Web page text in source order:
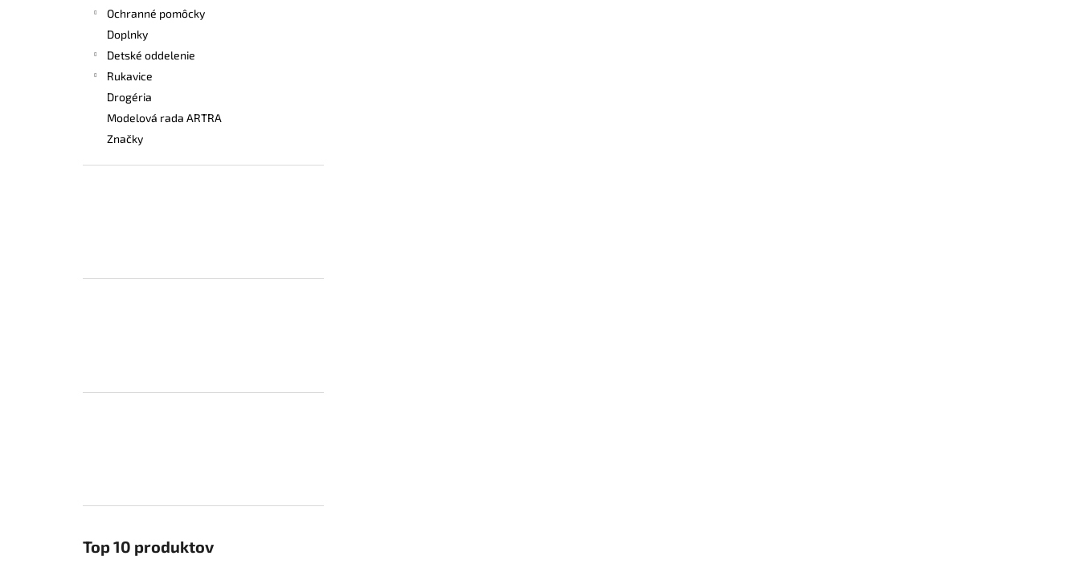
Ochranné pomôcky
Doplnky
Detské oddelenie
Rukavice
Drogéria
Modelová rada ARTRA
Značky
Top 10 produktov